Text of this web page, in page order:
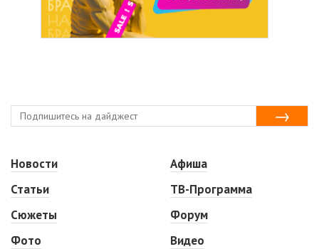
Новости
Статьи
Сюжеты
Фото
Афиша
ТВ-Программа
Форум
Видео